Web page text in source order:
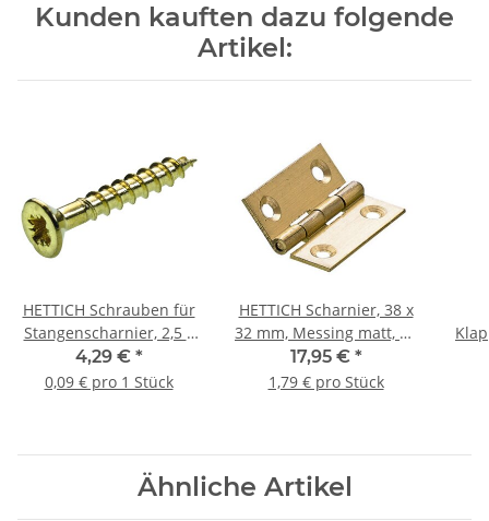
Kunden kauften dazu folgende
Artikel:
HETTICH Schrauben für
Stangenscharnier, 2,5 x
16 mm, vermessingt, 50
Stück
4,29 € *
0,09 € pro 1 Stück
HETTICH Scharnier, 38 x
32 mm, Messing matt, 10
Stück
17,95 € *
1,79 € pro Stück
Ähnliche Artikel